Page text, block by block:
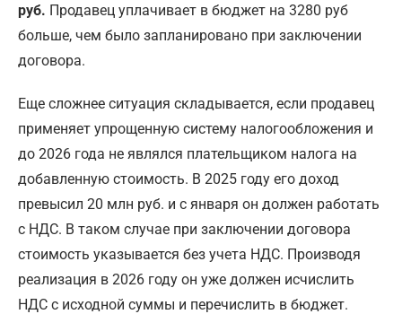
руб. Продавец уплачивает в бюджет на 3280 руб
больше, чем было запланировано при заключении
договора.
Еще сложнее ситуация складывается, если продавец
применяет упрощенную систему налогообложения и
до 2026 года не являлся плательщиком налога на
добавленную стоимость. В 2025 году его доход
превысил 20 млн руб. и с января он должен работать
с НДС. В таком случае при заключении договора
стоимость указывается без учета НДС. Производя
реализация в 2026 году он уже должен исчислить
НДС с исходной суммы и перечислить в бюджет.